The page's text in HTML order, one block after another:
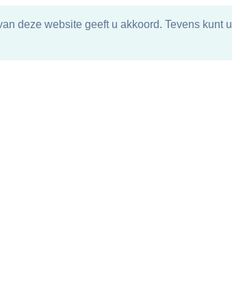
deze website geeft u akkoord. Tevens kunt u